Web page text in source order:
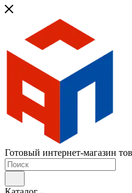
Готовый интернет-магазин